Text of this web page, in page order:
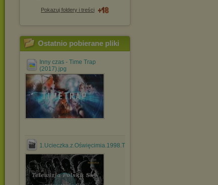
Pokazuj foldery i treści
Ostatnio pobierane pliki
Inny czas - Time Trap
(2017).jpg
1.Ucieczka.z.Oświęcimia.1998.TVRip.XviD.avi